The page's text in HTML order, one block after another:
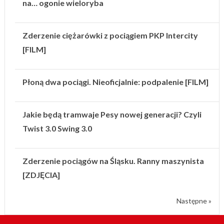
na… ogonie wieloryba
Zderzenie ciężarówki z pociągiem PKP Intercity
[FILM]
Płoną dwa pociągi. Nieoficjalnie: podpalenie [FILM]
Jakie będą tramwaje Pesy nowej generacji? Czyli
Twist 3.0 Swing 3.0
Zderzenie pociągów na Śląsku. Ranny maszynista
[ZDJĘCIA]
Następne »